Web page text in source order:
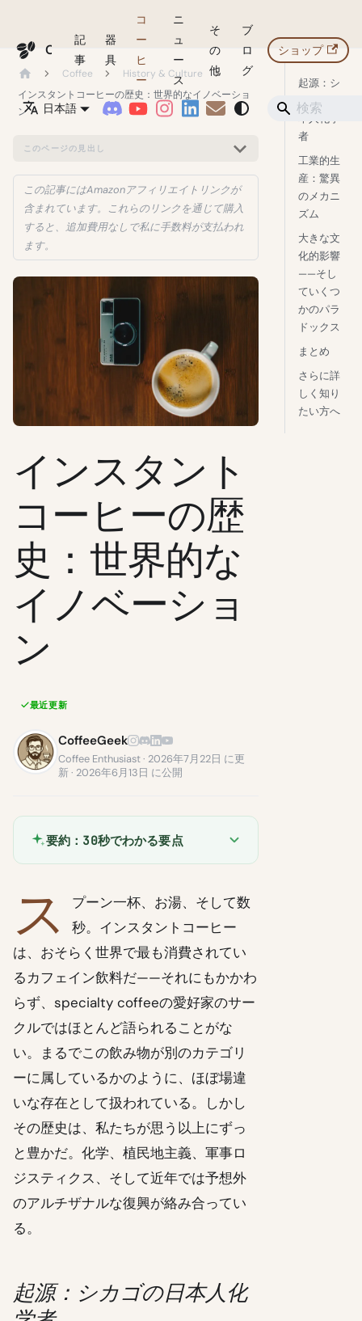
記
事
器
具
コ
ー
ヒ
ー
ニ
ュ
ー
ス
そ
の
他
ブ
ロ
グ
ショップ
日本語
Coffee
History & Culture
インスタントコーヒーの歴史：世界的なイノベーショ
ン
このページの見出し
この記事にはAmazonアフィリエイトリンクが
含まれています。これらのリンクを通じて購入
すると、追加費用なしで私に手数料が支払われ
ます。
インスタント
コーヒーの歴
史：世界的な
イノベーショ
ン
最近更新
CoffeeGeek
Coffee Enthusiast · 2026年7月22日 に更
新 · 2026年6月13日 に公開
要約：30秒でわかる要点
ス
プーン一杯、お湯、そして数
秒。インスタントコーヒー
は、おそらく世界で最も消費されてい
るカフェイン飲料だ——それにもかかわ
らず、specialty coffeeの愛好家のサー
クルではほとんど語られることがな
い。まるでこの飲み物が別のカテゴリ
ーに属しているかのように、ほぼ場違
いな存在として扱われている。しかし
その歴史は、私たちが思う以上にずっ
と豊かだ。化学、植民地主義、軍事ロ
ジスティクス、そして近年では予想外
のアルチザナルな復興が絡み合ってい
る。
起源：シカゴの日本人化
起源：シ
カゴの日
本人化学
者
工業的生
産：驚異
のメカニ
ズム
大きな文
化的影響
——そし
ていくつ
かのパラ
ドックス
まとめ
さらに詳
しく知り
たい方へ